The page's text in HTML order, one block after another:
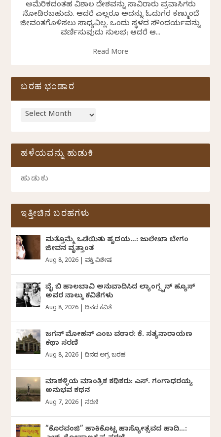
ಅಮೆರಿಕದಂತಹ ವಿಶಾಲ ದೇಶವನ್ನು ಸಾವಿರಾರು ಪ್ರವಾಸಿಗರು
ನೋಡಿರಬಹುದು. ಆದರೆ ಎಲ್ಲರೂ ಅದನ್ನು ಓದುಗರ ಕಣ್ಮುಂದೆ
ಜೀವಂತಗೊಳಿಸಲು ಸಾಧ್ಯವಿಲ್ಲ. ಒಂದು ಸ್ಥಳದ ಸೌಂದರ್ಯವನ್ನು
ವರ್ಣಿಸುವುದು ಸುಲಭ; ಆದರೆ ಆ...
Read More
ಬರಹ ಭಂಡಾರ
ಹಳೆಯವನ್ನು ಹುಡುಕಿ
ಇತ್ತೀಚಿನ ಬರಹಗಳು
ಮತ್ತೊಮ್ಮೆ ಒಡೆಯಿತು ಹೃದಯ…: ಜುಲೇಖಾ ಬೇಗಂ
ಜೀವನ ವೃತ್ತಾಂತ
Aug 8, 2026 ವ್ಯಕ್ತಿ ವಿಶೇಷ
ವೈ ಬಿ ಹಾಲಬಾವಿ ಅನುವಾದಿಸಿದ ಲ್ಯಾಂಗ್ಸ್ಟನ್ ಹ್ಯೂಸ್
ಅವರ ನಾಲ್ಕು ಕವಿತೆಗಳು
Aug 8, 2026 |ದಿನದ ಕವಿತೆ
ಜಗನ್‌ ಮೋಹನ್‌ ಎಂಬ ವಠಾರ: ಕೆ. ಸತ್ಯನಾರಾಯಣ
ಕಥಾ ಸರಣಿ
Aug 8, 2026 |ದಿನದ ಅಗ್ರ ಬರಹ
ಮಾಕಳ್ಳಿಯ ಮಾಂತ್ರಿಕ ಕಥಿಕರು: ಎಸ್. ಗಂಗಾಧರಯ್ಯ
ಅನುಭವ ಕಥನ
Aug 7, 2026 ಸರಣಿ
“ಕೊರವಂಜಿ” ಹಾಕಿಕೊಟ್ಟ ಹಾಸ್ಯೋತ್ಸವದ ಹಾದಿ…: